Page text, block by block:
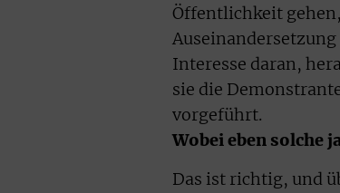
Öffentlichkeit
Interesse daran,
sie die
vorgeführt.
Wobei eben solche
Das ist richtig, und